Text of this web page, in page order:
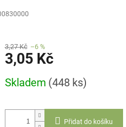
3,27 Kč –6 %
3,05 Kč
cena:
Skladem (448 ks)
Přidat do košíku